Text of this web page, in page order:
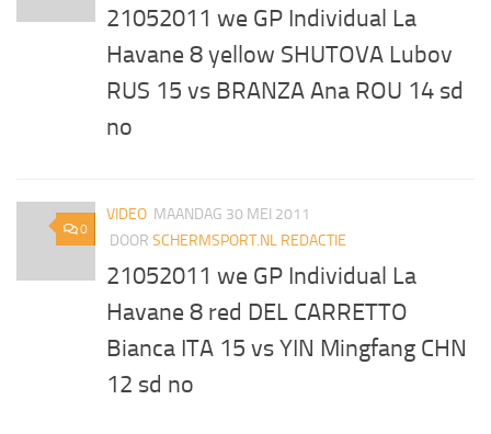
21052011 we GP Individual La
Havane 8 yellow SHUTOVA Lubov
RUS 15 vs BRANZA Ana ROU 14 sd
no
0
VIDEO MAANDAG 30 MEI 2011
DOOR SCHERMSPORT.NL REDACTIE
21052011 we GP Individual La
Havane 8 red DEL CARRETTO
Bianca ITA 15 vs YIN Mingfang CHN
12 sd no